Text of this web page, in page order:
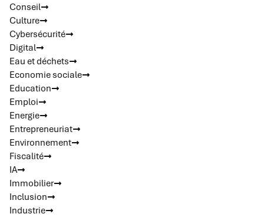
Conseil
Culture
Cybersécurité
Digital
Eau et déchets
Economie sociale
Education
Emploi
Energie
Entrepreneuriat
Environnement
Fiscalité
IA
Immobilier
Inclusion
Industrie